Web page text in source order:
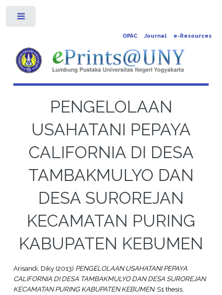
OPAC Journal e-Resources
PENGELOLAAN
USAHATANI PEPAYA
CALIFORNIA DI DESA
TAMBAKMULYO DAN
DESA SUROREJAN
KECAMATAN PURING
KABUPATEN KEBUMEN
Arisandi, Diky(2013) PENGELOLAAN USAHATANI PEPAYA
CALIFORNIA DI DESA TAMBAKMULYO DAN DESA SUROREJAN
KECAMATAN PURING KABUPATEN KEBUMEN. S1 thesis,